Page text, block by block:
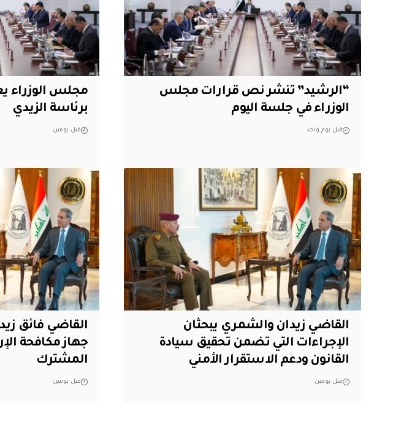
“الرشيد” تنشر نص قرارات مجلس
الوزراء في جلسة اليوم
قبل يوم واحد
مجلس الوزراء
برئاسة الزيدي
قبل يومين
القاضي زيدان والشمري يبحثان
الإجراءات التي تضمن تحقيق سيادة
القانون ودعم الاستقرار الأمني
قبل يومين
القاضي فائق
جهاز مكافحة
المشترك
قبل يومين